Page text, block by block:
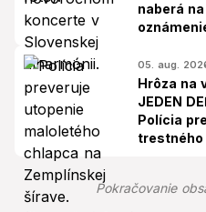
naberá
05. aug.
Hrôza na
JEDEN
Polícia
trestného
Pokračovanie